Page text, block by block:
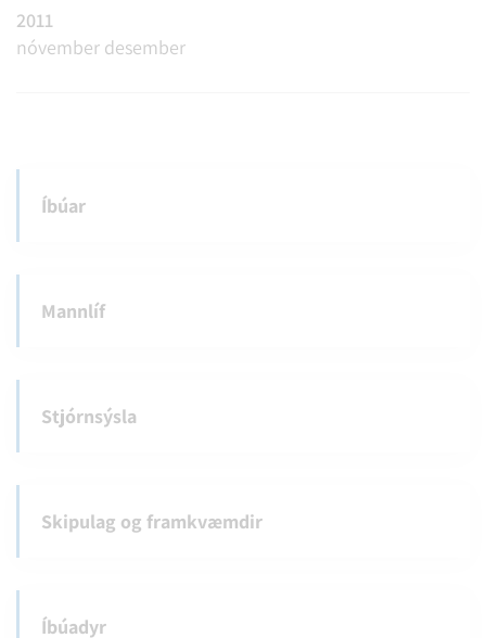
2011
nóvember desember
Íbúar
Mannlíf
Stjórnsýsla
Skipulag og framkvæmdir
Íbúadyr